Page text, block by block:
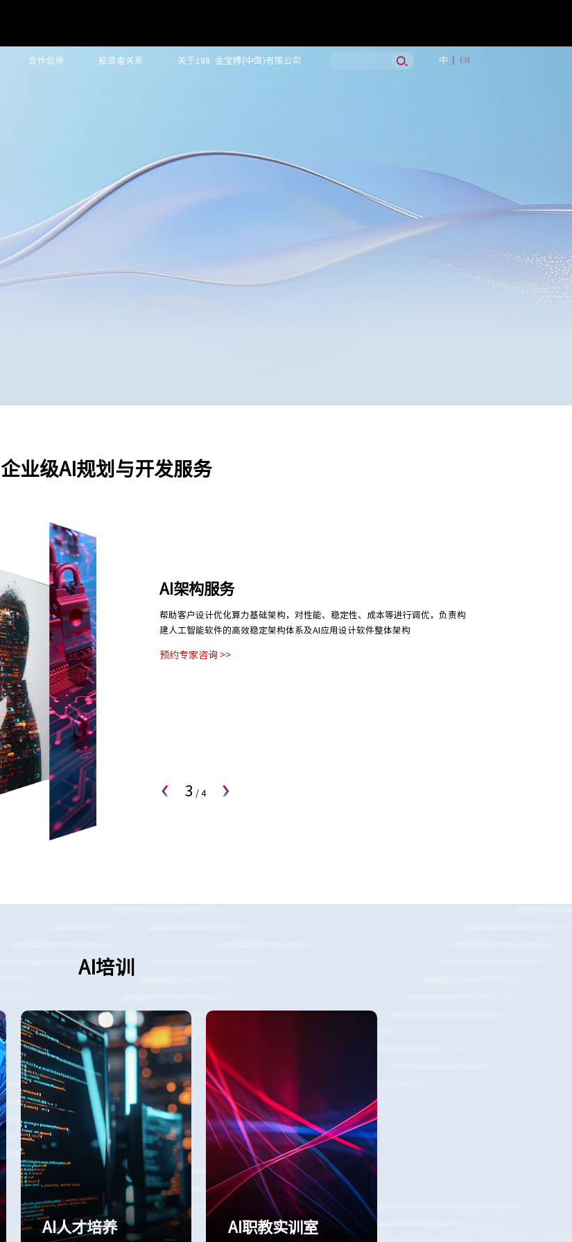
合作伙伴 投资者关系 关于188·金宝搏(中国)有限公司 中 EN
企业级AI规划与开发服务
3 / 4
AI架构服务
帮助客户设计优化算力基础架构，对性能、稳定性、成本等进行调优，负责构
建人工智能软件的高效稳定架构体系及AI应用设计软件整体架构
预约专家咨询 >>
AI培训
AI人才培养 AI职教实训室